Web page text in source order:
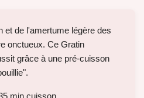
et de l'amertume légère des
onctueux. Ce Gratin
grâce à une pré-cuisson